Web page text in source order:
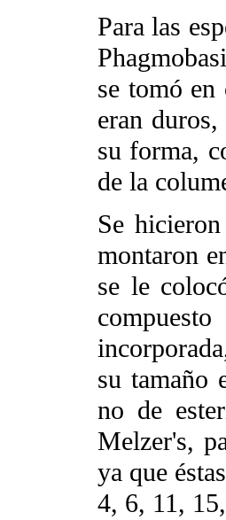
Para las
se tomó
eran
su forma,
de la
Se
montaron
se le
su tamaño
no de
Melzer's,
ya que
4, 6, 11,